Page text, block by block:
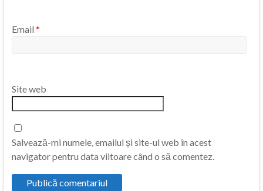
Email *
Site web
Salvează-mi numele, emailul și site-ul web în acest
navigator pentru data viitoare când o să comentez.